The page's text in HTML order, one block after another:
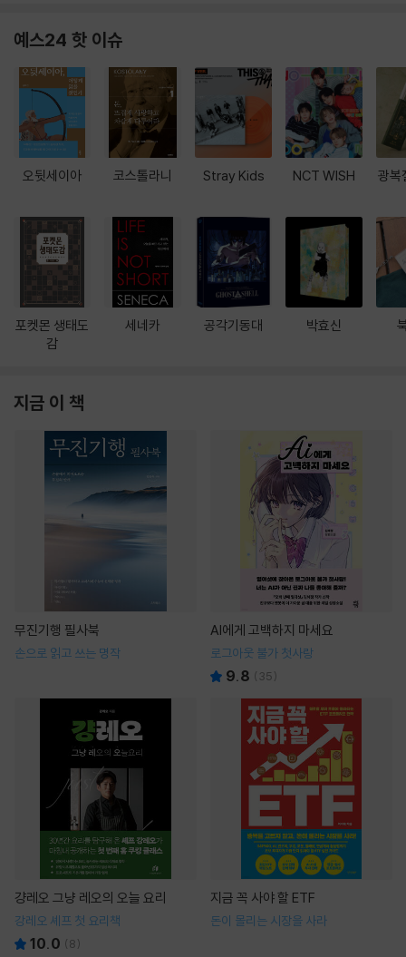
예스24 핫 이슈
오뒷세이아
포켓몬 생태도
감
코스톨라니
세네카
Stray Kids
공각기동대
NCT WISH
박효신
광복
지금 이 책
무진기행 필사북
손으로 읽고 쓰는 명작
AI에게 고백하지 마세요
로그아웃 불가 첫사랑
9.8 ( 35)
걍레오 그냥 레오의 오늘 요리
강레오 셰프 첫 요리책
10.0 (8)
지금 꼭 사야 할 ETF
돈이 몰리는 시장을 사라